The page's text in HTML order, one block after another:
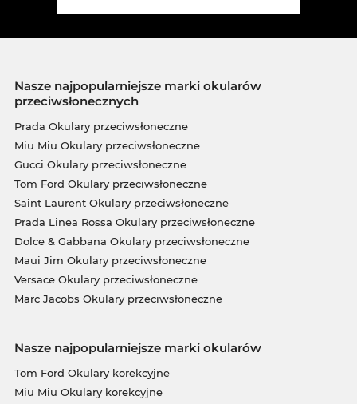
Nasze najpopularniejsze marki okularów
przeciwsłonecznych
Prada Okulary przeciwsłoneczne
Miu Miu Okulary przeciwsłoneczne
Gucci Okulary przeciwsłoneczne
Tom Ford Okulary przeciwsłoneczne
Saint Laurent Okulary przeciwsłoneczne
Prada Linea Rossa Okulary przeciwsłoneczne
Dolce & Gabbana Okulary przeciwsłoneczne
Maui Jim Okulary przeciwsłoneczne
Versace Okulary przeciwsłoneczne
Marc Jacobs Okulary przeciwsłoneczne
Nasze najpopularniejsze marki okularów
Tom Ford Okulary korekcyjne
Miu Miu Okulary korekcyjne